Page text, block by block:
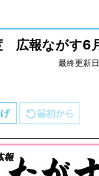
広報ながす6
最終更新